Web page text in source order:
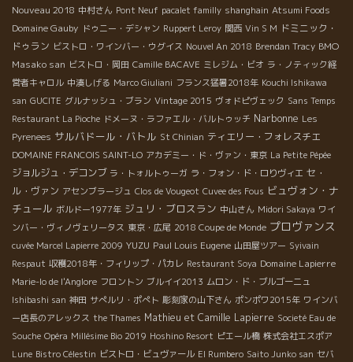
Nouveau 2018 中村さん Pont Neuf pacalet familly shanghain Atsumi Foods
Domaine Gauby ドゥニー・デシャン Ruppert Leroy 関西 Vin S M ドミニック・
ドゥラン ビストロ・ワインバー・ウグイス Nouvel An 2018 Brendan Tracy BMO
Masako san ビストロ・岡田 Camille BACAVE ミレジム・ビオ ラ・ノティック経
営者キャロル 中湊しげる Marco Giuliani フランス猛暑2018年 Kouchi Ishikawa
san GUCITE グルナッシュ・ブラン Vintage 2015 ヴォドピヴェック Sans Temps
Restaurant La Pioche ドメーヌ・ラファエル・バルトゥッチ Narbonne Les
Pyrenees サルバドール・バトル St Chinian ティエリー・フォレスチエ
DOMAINE FRANCOIS SAINT-LO アカデミー・ド・ヴァン・東京 La Petite Pépée
ジョルジュ・デコンブ ラ・トォルトゥーガ ラ・フォン・ド・ロりヴィエ セ・
ル・ヴァン アセンブラージュ Clos de Vougeot Cuvee des Fous ビュヴォン・ナ
チュール ボルドー1977年 ジュリ・ブロスラン 中山さん Midori Sakaya ワイ
ンバー・ヴィノヴェリータス 東京・広尾 2018 Coupe de Monde プロヴァンス
cuvée Marcel Lapierre 2009 YUZU Paul Louis Eugene 山田屋ツアー Syivain
Respaut 収穫2018年・フィリップ・パカレ Restaurant Soya Domaine Lapierre
Marie-lo de l'Anglore フロントン ブルイイ2013 ムロン・ド・ブルゴーニュ
Ishibashi san 神田 サぺルリ・ポぺト 彫刻家の山下さん ポンポワ2015年 ワインバ
ー店長のアレックス the Thames Mathieu et Camille Lapierre Societé Eau de
Souche Opéra Millésime Bio 2019 Hoshino Resort ピエール橋 株式会社エスポア
Lune Bistro Célestin ビストロ・ビュヴァール El Rumbero Saito Junko san セバ